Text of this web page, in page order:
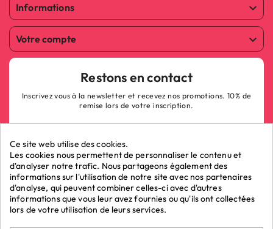
Informations 
Votre compte 
Restons en contact
Inscrivez vous à la newsletter et recevez nos promotions. 10% de
remise lors de votre inscription.
ok
Ce site web utilise des cookies.
Les cookies nous permettent de personnaliser le contenu et
d'analyser notre trafic. Nous partageons également des
informations sur l'utilisation de notre site avec nos partenaires
d'analyse, qui peuvent combiner celles-ci avec d'autres
informations que vous leur avez fournies ou qu'ils ont collectées
lors de votre utilisation de leurs services.